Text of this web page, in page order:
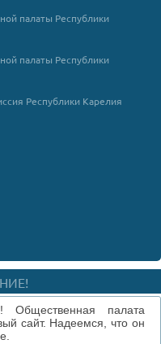
палаты Республики
палаты Республики
Республики Карелия
Общественная палата
сайт. Надеемся, что он